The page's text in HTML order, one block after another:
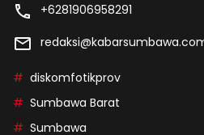
+6281906958291
diskomfotikprov
Sumbawa Barat
Sumbawa